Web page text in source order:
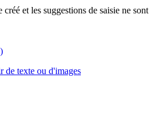
et les suggestions de saisie ne sont
de texte ou d'images